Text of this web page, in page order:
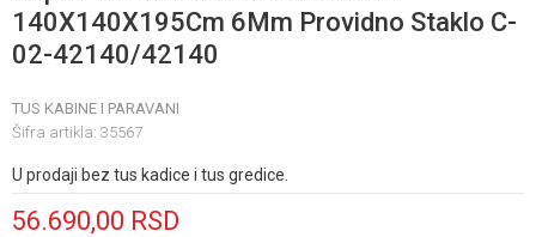
140X140X195Cm 6Mm Providno Staklo C-
02-42140/42140
TUS KABINE I PARAVANI
Šifra artikla: 35567
U prodaji bez tus kadice i tus gredice.
56.690,00 RSD